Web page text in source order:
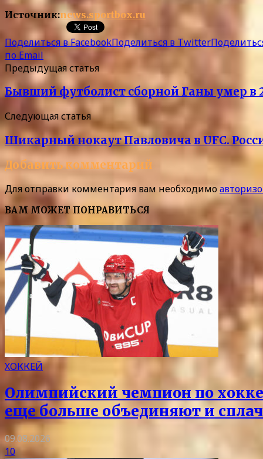
Источник:news.sportbox.ru
Поделиться в FacebookПоделиться в Twitter
по Email
Предыдущая статья
Бывший футболист сборной Ганы умер в
Следующая статья
Шикарный нокаут Павловича в UFC.
Добавить комментарий
Для отправки комментария вам необходимо
ВАМ МОЖЕТ ПОНРАВИТЬСЯ
ХОККЕЙ
Олимпийский чемпион по
еще больше объединяют и
09.08.2026
10